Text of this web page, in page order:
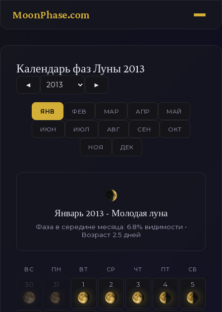
MoonPhase.com
Календарь фаз Луны 2013
◄ ►
ЯНВ ФЕВ МАР АПР МАЙ
ИЮН ИЮЛ АВГ СЕН ОКТ
НОЯ ДЕК
Январь 2013 - Молодая луна
Фаза в середине месяца: 6.8% видимости •
Возраст 2.5 дней
ВС ПН ВТ СР ЧТ ПТ СБ
30 31 1 2 3 4 5